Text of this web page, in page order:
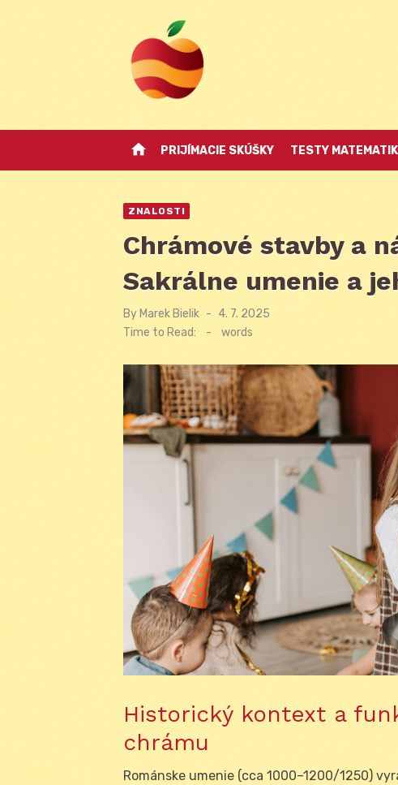
home PRIJÍMACIE SKÚŠKY TESTY
ZNALOSTI
Chrámové stavby a
Sakrálne umenie a
By Marek Bielik
Posted
on
4. 7. 2025
Time to Read:
- words
Historický kontext a
chrámu
Románske umenie (cca 1000–1200/1250)